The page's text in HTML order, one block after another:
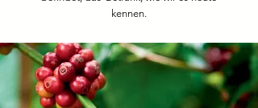
kennen.